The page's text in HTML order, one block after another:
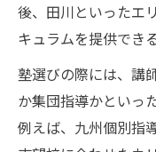
後、田川といったエ
キュラムを提供でき
塾選びの際には、講
か集団指導かといっ
例えば、九州個別指